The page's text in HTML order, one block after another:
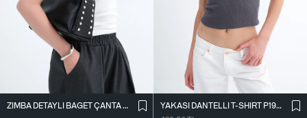
ZIMBA DETAYLI BAGET ÇANTA Ç1063
YAKASI DANTELLI T-SHIRT P19818